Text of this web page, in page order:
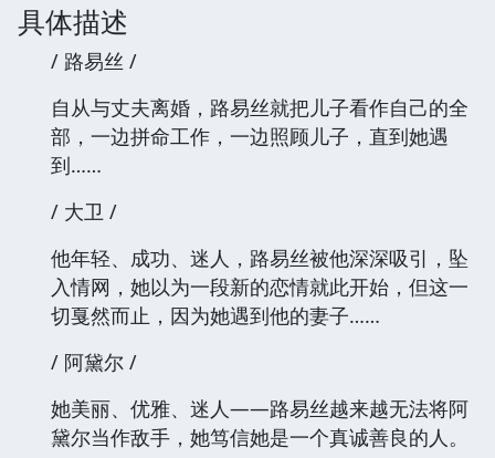
具体描述
/ 路易丝 /
自从与丈夫离婚，路易丝就把儿子看作自己的全
部，一边拼命工作，一边照顾儿子，直到她遇
到……
/ 大卫 /
他年轻、成功、迷人，路易丝被他深深吸引，坠
入情网，她以为一段新的恋情就此开始，但这一
切戛然而止，因为她遇到他的妻子……
/ 阿黛尔 /
她美丽、优雅、迷人——路易丝越来越无法将阿
黛尔当作敌手，她笃信她是一个真诚善良的人。